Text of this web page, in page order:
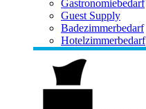
Gastronomiebedarf
Guest Supply
Badezimmerbedarf
Hotelzimmerbedarf